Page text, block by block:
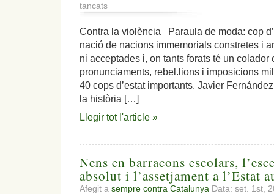
tancats
Cop
20%
del
PIB,
l’Estatut
votat
trossejat,
diàleg
Catalunya
Contra la violència Paraula de moda: cop
nació de nacions immemorials constretes i
ni acceptades i, on tants forats té un colador
pronunciaments, rebel.lions i imposicions
40 cops d’estat importants. Javier
la història […]
Llegir tot l'article »
Nens en barracons escolars,
absolut i l’assetjament a l’Estat
Afegit a sempre contra Catalunya Data: set. 1st,